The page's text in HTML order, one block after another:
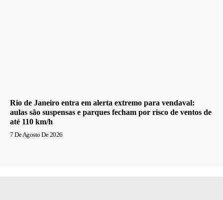
Rio de Janeiro entra em alerta extremo para vendaval:
aulas são suspensas e parques fecham por risco de ventos de
até 110 km/h
7 De Agosto De 2026